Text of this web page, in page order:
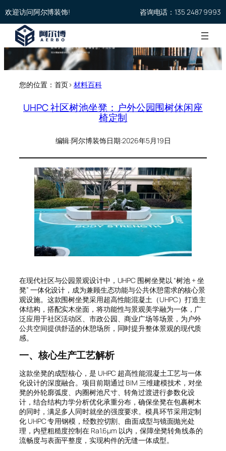
欢迎访问阿尔博装饰! 咨询电话：135 2487 9993
您的位置：首页>材料百科
UHPC 社区树池坐凳：户外公园围树休闲座
椅定制
编辑:阿尔博装饰日期:2026年5月19日
在现代社区与公园景观设计中，UHPC 围树坐凳以 “树池 + 坐
凳” 一体化设计，成为兼顾生态功能与公共休憩需求的核心景
观设施。这款围树坐凳采用超高性能混凝土（UHPC）打造主
体结构，搭配实木坐面，将功能性与景观美学融为一体，广
泛应用于社区活动区、市政公园、商业广场等场景，为户外
公共空间提供舒适的休憩场所，同时提升整体景观的现代质
感。
一、核心生产工艺解析
这款坐凳的成型核心，是 UHPC 超高性能混凝土工艺与一体
化设计的深度融合。项目前期通过 BIM 三维建模技术，对坐
凳的外轮廓弧度、内圈树池尺寸、转角过渡进行参数化设
计，结合结构力学分析优化承重分布，确保坐凳在包裹树木
的同时，满足多人同时就坐的强度要求。模具环节采用定制
化 UHPC 专用钢模，经数控切割、曲面成型与镜面抛光处
理，内壁粗糙度控制在 Ra1.6μm 以内，保障坐凳转角线条的
流畅度与表面平整度，实现构件的无缝一体成型。